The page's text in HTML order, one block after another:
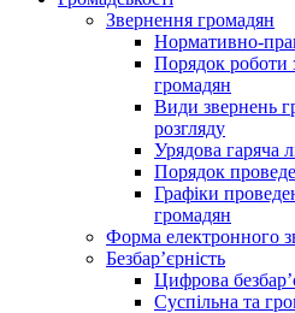
Звернення громадян
Нормативно-
Порядок роботи
громадян
Види звернень
розгляду
Урядова гаряча
Порядок
Графіки
громадян
Форма електронного
Безбар’єрність
Цифрова
Суспільна та